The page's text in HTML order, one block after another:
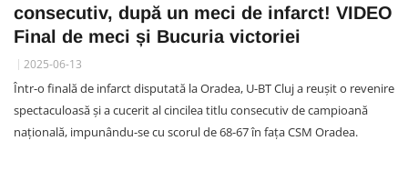
consecutiv, după un meci de infarct! VIDEO
Final de meci și Bucuria victoriei
2025-06-13
Într-o finală de infarct disputată la Oradea, U-BT Cluj a reușit o revenire
spectaculoasă și a cucerit al cincilea titlu consecutiv de campioană
națională, impunându-se cu scorul de 68-67 în fața CSM Oradea.